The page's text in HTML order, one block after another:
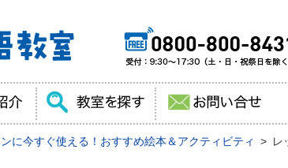
に今すぐ使える！おすすめ絵本＆アクティビティ
レ